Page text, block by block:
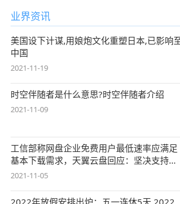
业界资讯
美国设下计谋,用娘炮文化重塑日本,已影响
中国
2021-11-19
时空伴随者是什么意思?时空伴随者介绍
2021-11-09
工信部称网盘企业免费用户最低速率应满足
基本下载需求，天翼云盘回应：坚决支持，
始终
2021-11-05
2022年放假安排出炉：五一连休5天 2022